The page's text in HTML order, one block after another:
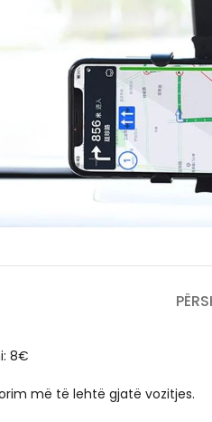
8€
më të lehtë gjatë vozitjes.